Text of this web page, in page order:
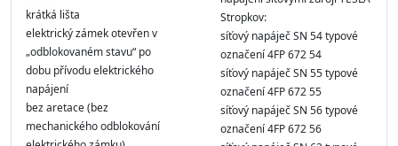
krátká lišta
elektrický zámek otevřen v
„odblokovaném stavu“ po
dobu přívodu elektrického
napájení
bez aretace (bez
mechanického odblokování
Stropkov:
síťový napáječ SN 54 typové
označení 4FP 672 54
síťový napáječ SN 55 typové
označení 4FP 672 55
síťový napáječ SN 56 typové
označení 4FP 672 56